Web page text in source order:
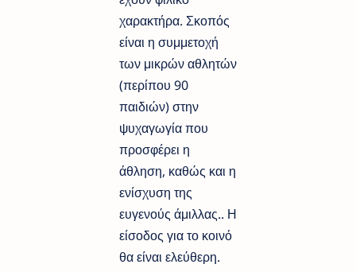
χαρακτήρα. Σκοπός
είναι η συμμετοχή
των μικρών αθλητών
(περίπου 90
παιδιών) στην
ψυχαγωγία που
προσφέρει η
άθληση, καθώς και η
ενίσχυση της
ευγενούς άμιλλας.. Η
είσοδος για το κοινό
θα είναι ελεύθερη.